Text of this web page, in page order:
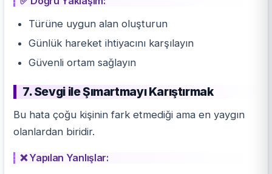
Türüne uygun alan oluşturun
Günlük hareket ihtiyacını karşılayın
Güvenli ortam sağlayın
7. Sevgi ile Şımartmayı Karıştırmak
Bu hata çoğu kişinin fark etmediği ama en yaygın
olanlardan biridir.
❌ Yapılan Yanlışlar: